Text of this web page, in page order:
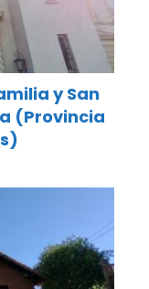
y San
(Provincia